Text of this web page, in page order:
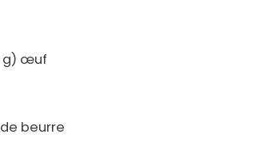
g) œuf
beurre